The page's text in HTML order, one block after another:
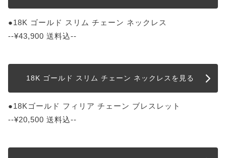
●18K ゴールド スリム チェーン ネックレス
--¥43,900 送料込--
18K ゴールド スリム チェーン ネックレスを見る
●18Kゴールド フィリア チェーン ブレスレット
--¥20,500 送料込--